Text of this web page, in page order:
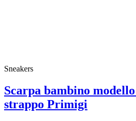
Sneakers
Scarpa bambino
strappo Primigi